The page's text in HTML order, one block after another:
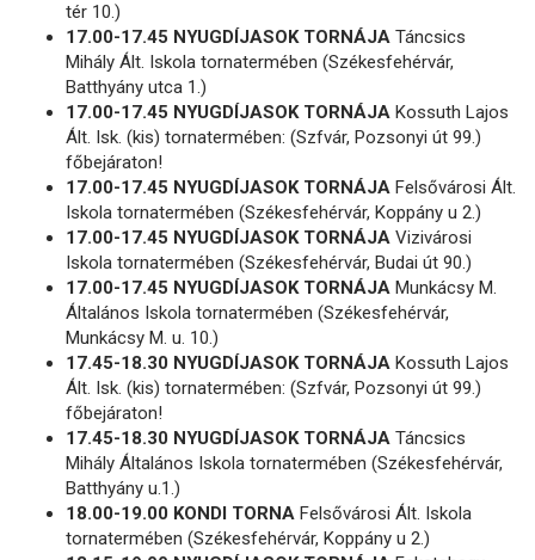
tér 10.)
17.00-17.45 NYUGDÍJASOK TORNÁJA Táncsics
Mihály Ált. Iskola tornatermében (Székesfehérvár,
Batthyány utca 1.)
17.00-17.45 NYUGDÍJASOK TORNÁJA Kossuth Lajos
Ált. Isk. (kis) tornatermében: (Szfvár, Pozsonyi út 99.)
főbejáraton!
17.00-17.45 NYUGDÍJASOK TORNÁJA Felsővárosi Ált.
Iskola tornatermében (Székesfehérvár, Koppány u 2.)
17.00-17.45 NYUGDÍJASOK TORNÁJA Vizivárosi
Iskola tornatermében (Székesfehérvár, Budai út 90.)
17.00-17.45 NYUGDÍJASOK TORNÁJA Munkácsy M.
Általános Iskola tornatermében (Székesfehérvár,
Munkácsy M. u. 10.)
17.45-18.30 NYUGDÍJASOK TORNÁJA Kossuth Lajos
Ált. Isk. (kis) tornatermében: (Szfvár, Pozsonyi út 99.)
főbejáraton!
17.45-18.30 NYUGDÍJASOK TORNÁJA Táncsics
Mihály Általános Iskola tornatermében (Székesfehérvár,
Batthyány u.1.)
18.00-19.00 KONDI TORNA Felsővárosi Ált. Iskola
tornatermében (Székesfehérvár, Koppány u 2.)